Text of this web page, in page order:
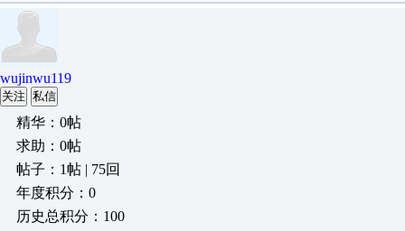
wujinwu119
关注 私信
精华：0帖
求助：0帖
帖子：1帖 | 75回
年度积分：0
历史总积分：100